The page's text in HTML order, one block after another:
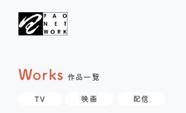
Works 作品一覧
TV 映画 配信